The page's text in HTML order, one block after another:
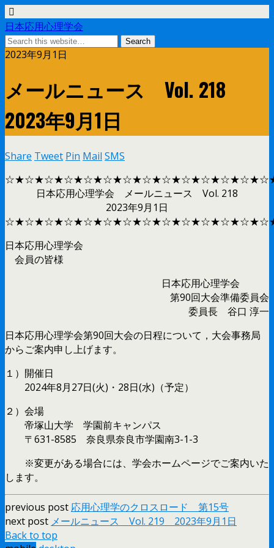
日本応用心理学会
2023年9月1日
メールニュース Vol. 218
2023年9月1日
Share Tweet Pin Mail SMS
日本応用心理学会 メールニュース Vol. 218
2023年9月1日
日本応用心理学会
会員の皆様
日本応用心理学会
第90回大会準備委員会
委員長 谷口 淳一
日本応用心理学会第90回大会の日程について，大会事務局
からご案内申し上げます。
１）開催日
2024年8月27日(火)・28日(水)（予定）
２）会場
帝塚山大学 学園前キャンパス
〒631-8585 奈良県奈良市学園南3-1-3
※変更がある場合には、学会ホームページでご案内いた
します。
previous post 応用心理学のクロスロード 第15号
next post メールニュース Vol. 219 2023年9月1日
Back to top